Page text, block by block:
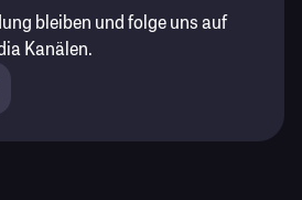
bleiben und folge uns auf
Kanälen.